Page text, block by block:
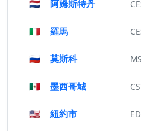
🇳🇱 阿姆斯特丹
🇮🇹 羅馬
🇷🇺 莫斯科
🇲🇽 墨西哥城
🇺🇸 紐約市